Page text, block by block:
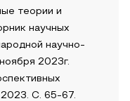
теории и
научных
научно-
2023г.
С. 65-67.